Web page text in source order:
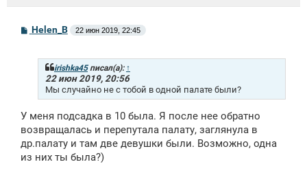
СHelen_B 22 июн 2019, 22:45
irishka45писал(а): ↑
22 июн 2019, 20:56
Мы случайно не с тобой в одной палате были?
У меня подсадка в 10 была. Я после нее обратно
возвращалась и перепутала палату, заглянула в
др.палату и там две девушки были. Возможно, одна
из них ты была?)